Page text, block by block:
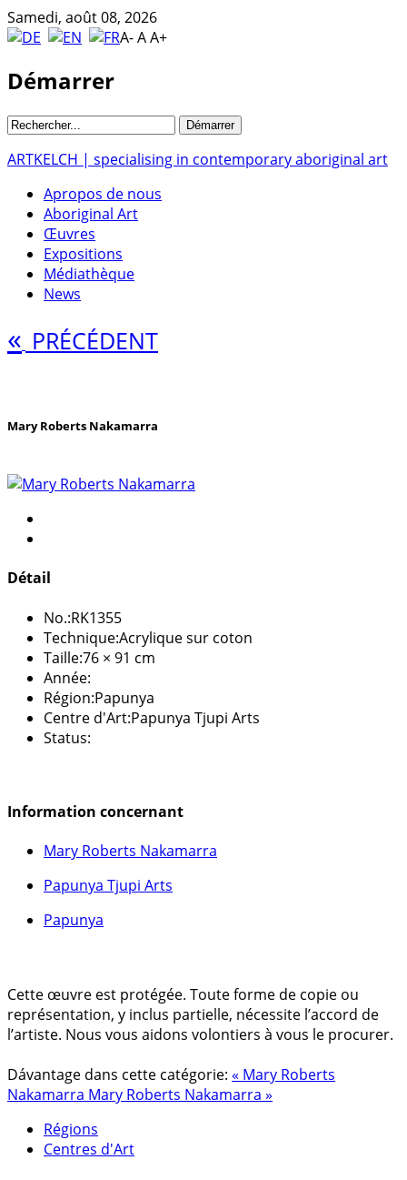
Samedi, août 08, 2026
A-AA+
Démarrer
ARTKELCH | specialising in contemporary aboriginal art
Apropos de nous
Aboriginal Art
Œuvres
Expositions
Médiathèque
News
« PRÉCÉDENT
Mary Roberts Nakamarra
Détail
No.:RK1355
Technique:Acrylique sur coton
Taille:76 × 91 cm
Année:
Région:Papunya
Centre d'Art:Papunya Tjupi Arts
Status:
Information concernant
Mary Roberts Nakamarra
Papunya Tjupi Arts
Papunya
Cette œuvre est protégée. Toute forme de copie ou
représentation, y inclus partielle, nécessite l’accord de
l’artiste. Nous vous aidons volontiers à vous le procurer.
Dávantage dans cette catégorie: « Mary Roberts
Nakamarra Mary Roberts Nakamarra »
Régions
Centres d'Art